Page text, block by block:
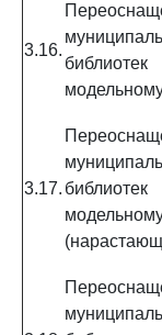
3.16.
3.17.